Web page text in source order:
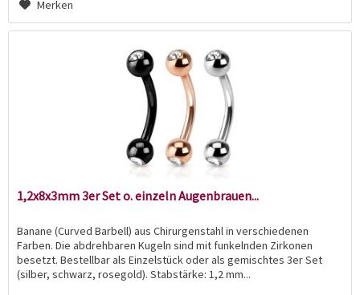
Merken
1,2x8x3mm 3er Set o. einzeln Augenbrauen...
Banane (Curved Barbell) aus Chirurgenstahl in verschiedenen
Farben. Die abdrehbaren Kugeln sind mit funkelnden Zirkonen
besetzt. Bestellbar als Einzelstück oder als gemischtes 3er Set
(silber, schwarz, rosegold). Stabstärke: 1,2 mm...